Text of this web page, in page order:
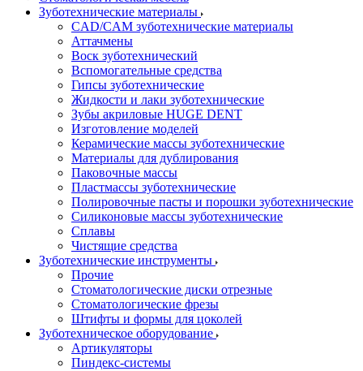
Зуботехнические материалы
CAD/CAM зуботехнические материалы
Аттачмены
Воск зуботехнический
Вспомогательные средства
Гипсы зуботехнические
Жидкости и лаки зуботехнические
Зубы акриловые HUGE DENT
Изготовление моделей
Керамические массы зуботехнические
Материалы для дублирования
Паковочные массы
Пластмассы зуботехнические
Полировочные пасты и порошки зуботехнические
Силиконовые массы зуботехнические
Сплавы
Чистящие средства
Зуботехнические инструменты
Прочие
Стоматологические диски отрезные
Стоматологические фрезы
Штифты и формы для цоколей
Зуботехническое оборудование
Артикуляторы
Пиндекс-системы